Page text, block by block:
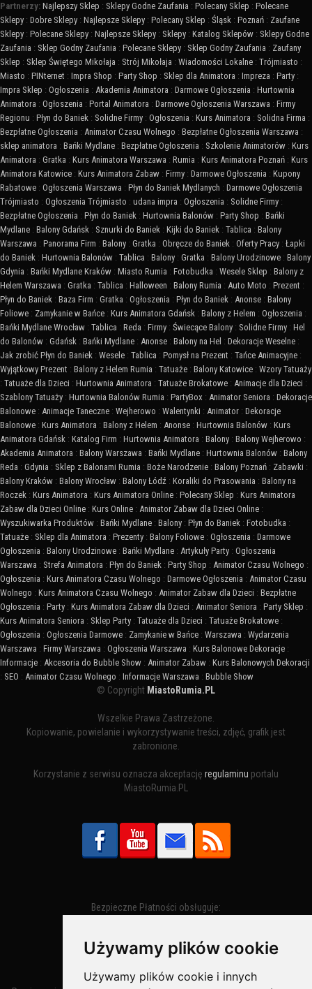
Używamy plików cookie
Używamy plików cookie i innych
Partnerzy: Najlepszy Sklep : Sklepy Godne Zaufania : Polecany Sklep : Polecane
Sklepy : Dobre Sklepy : Najlepsze Sklepy : Polecany Sklep : Śląsk : Poznań : Zaufane
Sklepy : Polecane Sklepy : Najlepsze Sklepy : Sklepy : Katalog Sklepów : Sklepy Godne
Zaufania : Sklep Godny Zaufania : Polecane Sklepy : Sklep Godny Zaufania : Zaufany
Sklep : Sklep Świętego Mikołaja : Strój Mikołaja : Wiadomości Lokalne : Trójmiasto :
Miasto : PINternet : Impra Shop : Party Shop : Sklep dla Animatora : Impreza : Party :
Impra Sklep : Ogłoszenia : Akademia Animatora : Darmowe Ogłoszenia : Hurtownia
Animatora : Ogłoszenia : Portal Animatora : Darmowe Ogłoszenia Warszawa : Firmy
Regionu : Płyn do Baniek : Solidne Firmy : Ogłoszenia : Kurs Animatora : Solidna Firma :
Bezpłatne Ogłoszenia : Animator Czasu Wolnego : Bezpłatne Ogłoszenia Warszawa :
sklep animatora : Bańki Mydlane : Bezpłatne Ogłoszenia : Szkolenie Animatorów : Kurs
Animatora : Gratka : Kurs Animatora Warszawa : Rumia : Kurs Animatora Poznań : Kurs
Animatora Katowice : Kurs Animatora Zabaw : Firmy : Darmowe Ogłoszenia : Kupony
Rabatowe : Ogłoszenia Warszawa : Płyn do Baniek Mydlanych : Darmowe Ogłoszenia
Trójmiasto : Ogłoszenia Trójmiasto : udana impra : Ogłoszenia : Solidne Firmy :
Bezpłatne Ogłoszenia : Płyn do Baniek : Hurtownia Balonów : Party Shop : Bańki
Mydlane : Balony Gdańsk : Sznurki do Baniek : Kijki do Baniek : Tablica : Balony
Warszawa : Panorama Firm : Balony : Gratka : Obręcze do Baniek : Oferty Pracy : Łapki
do Baniek : Hurtownia Balonów : Tablica : Balony : Gratka : Balony Urodzinowe : Balony
Gdynia : Bańki Mydlane Kraków : Miasto Rumia : Fotobudka : Wesele Sklep : Balony z
Helem Warszawa : Gratka : Tablica : Halloween : Balony Rumia : Auto Moto : Prezent :
Płyn do Baniek : Baza Firm : Gratka : Ogłoszenia : Płyn do Baniek : Anonse : Balony
Foliowe : Zamykanie w Bańce : Kurs Animatora Gdańsk : Balony z Helem : Ogłoszenia :
Bańki Mydlane Wrocław : Tablica : Reda : Firmy : Świecące Balony : Solidne Firmy : Hel
do Balonów : Gdańsk : Bańki Mydlane : Anonse : Balony na Hel : Dekoracje Weselne :
Jak zrobić Płyn do Baniek : Wesele : Tablica : Pomysł na Prezent : Tańce Animacyjne :
Wyjątkowy Prezent : Balony z Helem Rumia : Tatuaże : Balony Katowice : Wzory Tatuaży
: Tatuaże dla Dzieci : Hurtownia Animatora : Tatuaże Brokatowe : Animacje dla Dzieci :
Szablony Tatuaży : Hurtownia Balonów Rumia : PartyBox : Animator Seniora : Dekoracje
Balonowe : Animacje Taneczne : Wejherowo : Walentynki : Animator : Dekoracje
Balonowe : Kurs Animatora : Balony z Helem : Anonse : Hurtownia Balonów : Kurs
Animatora Gdańsk : Katalog Firm : Hurtownia Animatora : Balony : Balony Wejherowo :
Akademia Animatora : Balony Warszawa : Bańki Mydlane : Hurtownia Balonów : Balony
Reda : Gdynia : Sklep z Balonami Rumia : Boże Narodzenie : Balony Poznań : Zabawki :
Balony Kraków : Balony Wrocław : Balony Łódź : Koraliki do Prasowania : Balony na
Roczek : Kurs Animatora : Kurs Animatora Online : Polecany Sklep : Kurs Animatora
Zabaw dla Dzieci Online : Kurs Online : Animator Zabaw dla Dzieci Online :
Wyszukiwarka Produktów : Bańki Mydlane : Balony : Płyn do Baniek : Fotobudka :
Tatuaże : Sklep dla Animatora : Prezenty : Balony Foliowe : Ogłoszenia : Darmowe
Ogłoszenia : Balony Urodzinowe : Bańki Mydlane : Artykuły Party : Ogłoszenia
Warszawa : Strefa Animatora : Płyn do Baniek : Party Shop : Animator Czasu Wolnego :
Ogłoszenia : Kurs Animatora Czasu Wolnego : Darmowe Ogłoszenia : Animator Czasu
Wolnego : Kurs Animatora Czasu Wolnego : Animator Zabaw dla Dzieci : Bezpłatne
Ogłoszenia : Party : Kurs Animatora Zabaw dla Dzieci : Animator Seniora : Party Sklep :
Kurs Animatora Seniora : Sklep Party : Tatuaże dla Dzieci : Tatuaże Brokatowe :
Ogłoszenia : Ogłoszenia Darmowe : Zamykanie w Bańce : Warszawa : Wydarzenia
Warszawa : Firmy Warszawa : Ogłoszenia Warszawa : Kurs Balonowe Dekoracje :
Informacje : Akcesoria do Bubble Show : Animator Zabaw : Kurs Balonowych Dekoracji
: SEO : Animator Czasu Wolnego : Informacje Warszawa : Bubble Show
© Copyright MiastoRumia.PL
Wszelkie Prawa Zastrzeżone.
Kopiowanie, powielanie i wykorzystywanie treści, zdjęć, grafik jest
zabronione.
Korzystanie z serwisu oznacza akceptację regulaminu portalu
MiastoRumia.PL
Bezpieczne Płatności obsługuje: